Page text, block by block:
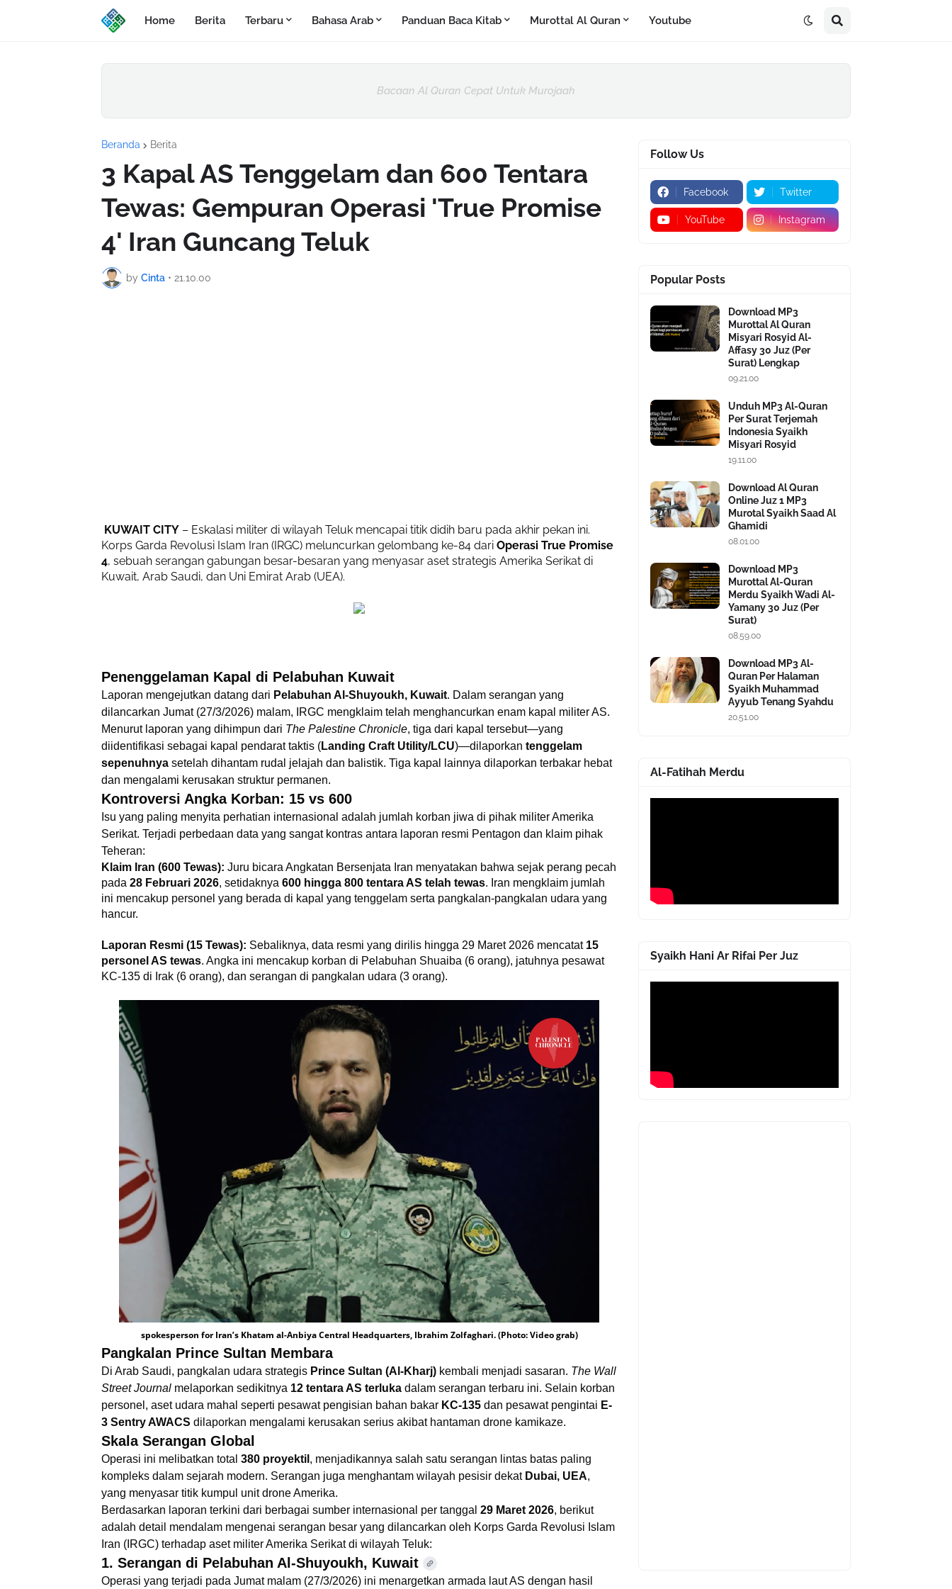
Home Berita Terbaru Bahasa Arab Panduan Baca Kitab Murottal Al Quran Youtube
Bacaan Al Quran Cepat Untuk Murojaah
Beranda Berita
3 Kapal AS Tenggelam dan 600 Tentara
Tewas: Gempuran Operasi 'True Promise
4' Iran Guncang Teluk
by Cinta • 21.10.00
KUWAIT CITY – Eskalasi militer di wilayah Teluk mencapai titik didih baru pada akhir pekan ini.
Korps Garda Revolusi Islam Iran (IRGC) meluncurkan gelombang ke-84 dari Operasi True Promise
4, sebuah serangan gabungan besar-besaran yang menyasar aset strategis Amerika Serikat di
Kuwait, Arab Saudi, dan Uni Emirat Arab (UEA).
Penenggelaman Kapal di Pelabuhan Kuwait
Laporan mengejutkan datang dari Pelabuhan Al-Shuyoukh, Kuwait. Dalam serangan yang
dilancarkan Jumat (27/3/2026) malam, IRGC mengklaim telah menghancurkan enam kapal militer AS.
Menurut laporan yang dihimpun dari The Palestine Chronicle, tiga dari kapal tersebut—yang
diidentifikasi sebagai kapal pendarat taktis (Landing Craft Utility/LCU)—dilaporkan tenggelam
sepenuhnya setelah dihantam rudal jelajah dan balistik. Tiga kapal lainnya dilaporkan terbakar hebat
dan mengalami kerusakan struktur permanen.
Kontroversi Angka Korban: 15 vs 600
Isu yang paling menyita perhatian internasional adalah jumlah korban jiwa di pihak militer Amerika
Serikat. Terjadi perbedaan data yang sangat kontras antara laporan resmi Pentagon dan klaim pihak
Teheran:
Klaim Iran (600 Tewas): Juru bicara Angkatan Bersenjata Iran menyatakan bahwa sejak perang pecah
pada 28 Februari 2026, setidaknya 600 hingga 800 tentara AS telah tewas. Iran mengklaim jumlah
ini mencakup personel yang berada di kapal yang tenggelam serta pangkalan-pangkalan udara yang
hancur.
Laporan Resmi (15 Tewas): Sebaliknya, data resmi yang dirilis hingga 29 Maret 2026 mencatat 15
personel AS tewas. Angka ini mencakup korban di Pelabuhan Shuaiba (6 orang), jatuhnya pesawat
KC-135 di Irak (6 orang), dan serangan di pangkalan udara (3 orang).
spokesperson for Iran’s Khatam al-Anbiya Central Headquarters, Ibrahim Zolfaghari. (Photo: Video grab)
Pangkalan Prince Sultan Membara
Di Arab Saudi, pangkalan udara strategis Prince Sultan (Al-Kharj) kembali menjadi sasaran. The Wall
Street Journal melaporkan sedikitnya 12 tentara AS terluka dalam serangan terbaru ini. Selain korban
personel, aset udara mahal seperti pesawat pengisian bahan bakar KC-135 dan pesawat pengintai E-
3 Sentry AWACS dilaporkan mengalami kerusakan serius akibat hantaman drone kamikaze.
Skala Serangan Global
Operasi ini melibatkan total 380 proyektil , menjadikannya salah satu serangan lintas batas paling
kompleks dalam sejarah modern. Serangan juga menghantam wilayah pesisir dekat Dubai, UEA,
yang menyasar titik kumpul unit drone Amerika.
Berdasarkan laporan terkini dari berbagai sumber internasional per tanggal 29 Maret 2026, berikut
adalah detail mendalam mengenai serangan besar yang dilancarkan oleh Korps Garda Revolusi Islam
Iran (IRGC) terhadap aset militer Amerika Serikat di wilayah Teluk:
1. Serangan di Pelabuhan Al-Shuyoukh, Kuwait
Operasi yang terjadi pada Jumat malam (27/3/2026) ini menargetkan armada laut AS dengan hasil
Follow Us
Facebook Twitter
YouTube Instagram
Popular Posts
Download MP3
Murottal Al Quran
Misyari Rosyid Al-
Affasy 30 Juz (Per
Surat) Lengkap
09.21.00
Unduh MP3 Al-Quran
Per Surat Terjemah
Indonesia Syaikh
Misyari Rosyid
19.11.00
Download Al Quran
Online Juz 1 MP3
Murotal Syaikh Saad Al
Ghamidi
08.01.00
Download MP3
Murottal Al-Quran
Merdu Syaikh Wadi Al-
Yamany 30 Juz (Per
Surat)
08.59.00
Download MP3 Al-
Quran Per Halaman
Syaikh Muhammad
Ayyub Tenang Syahdu
20.51.00
Al-Fatihah Merdu
Syaikh Hani Ar Rifai Per Juz